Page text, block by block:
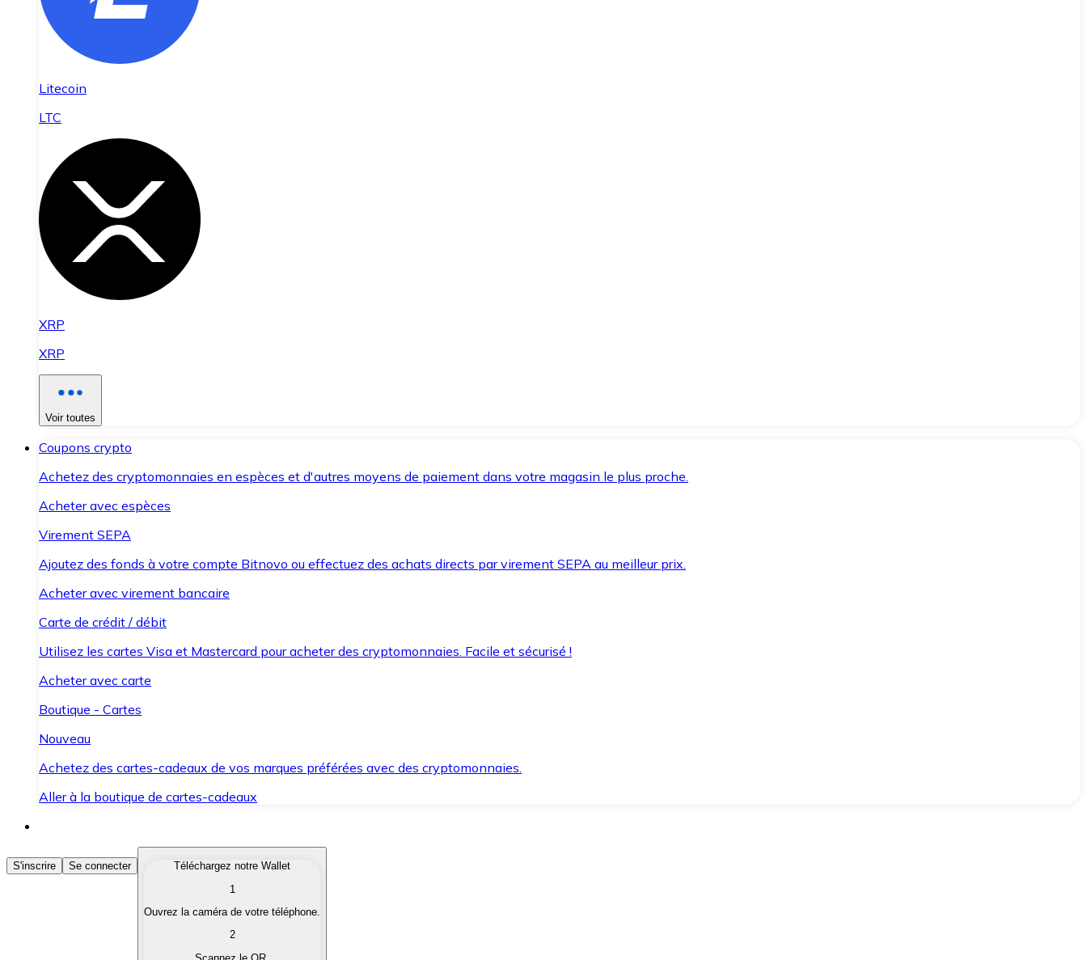
Litecoin
LTC
XRP
XRP
Voir toutes
Coupons crypto
Achetez des cryptomonnaies en espèces et d'autres moyens de paiement dans votre magasin le plus proche.
Acheter avec espèces
Virement SEPA
Ajoutez des fonds à votre compte Bitnovo ou effectuez des achats directs par virement SEPA au meilleur prix.
Acheter avec virement bancaire
Carte de crédit / débit
Utilisez les cartes Visa et Mastercard pour acheter des cryptomonnaies. Facile et sécurisé !
Acheter avec carte
Boutique - Cartes
Nouveau
Achetez des cartes-cadeaux de vos marques préférées avec des cryptomonnaies.
Aller à la boutique de cartes-cadeaux
Acheter des Cryptomonnaies
Achetez les cryptomonnaies qui vous intéressent rapidement et en toute sécurité.
Convertissez vos cryptomonnaies en monnaie fiduciaire lorsque vous en avez besoin.
S'inscrire Se connecter
Téléchargez notre Wallet
1
Ouvrez la caméra de votre téléphone.
2